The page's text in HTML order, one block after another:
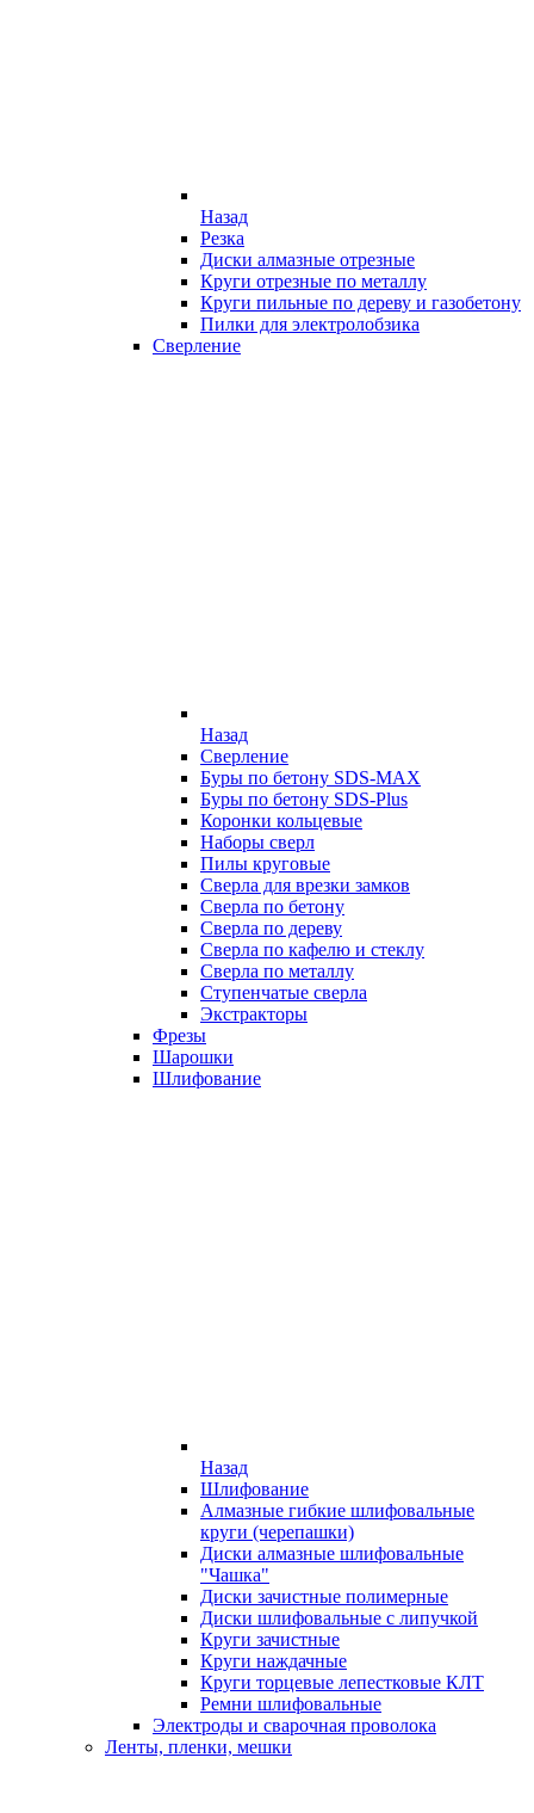
Назад
Резка
Диски алмазные отрезные
Круги отрезные по металлу
Круги пильные по дереву и газобетону
Пилки для электролобзика
Сверление
Назад
Сверление
Буры по бетону SDS-MAX
Буры по бетону SDS-Plus
Коронки кольцевые
Наборы сверл
Пилы круговые
Сверла для врезки замков
Сверла по бетону
Сверла по дереву
Сверла по кафелю и стеклу
Сверла по металлу
Ступенчатые сверла
Экстракторы
Фрезы
Шарошки
Шлифование
Назад
Шлифование
Алмазные гибкие шлифовальные
круги (черепашки)
Диски алмазные шлифовальные
"Чашка"
Диски зачистные полимерные
Диски шлифовальные с липучкой
Круги зачистные
Круги наждачные
Круги торцевые лепестковые КЛТ
Ремни шлифовальные
Электроды и сварочная проволока
Ленты, пленки, мешки